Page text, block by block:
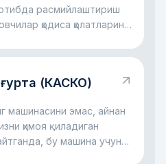
расмийлаштириш
ҳодиса ҳолатларини
(КАСКО)
эмас, айнан
ҳимоя қиладиган
бу машина учун